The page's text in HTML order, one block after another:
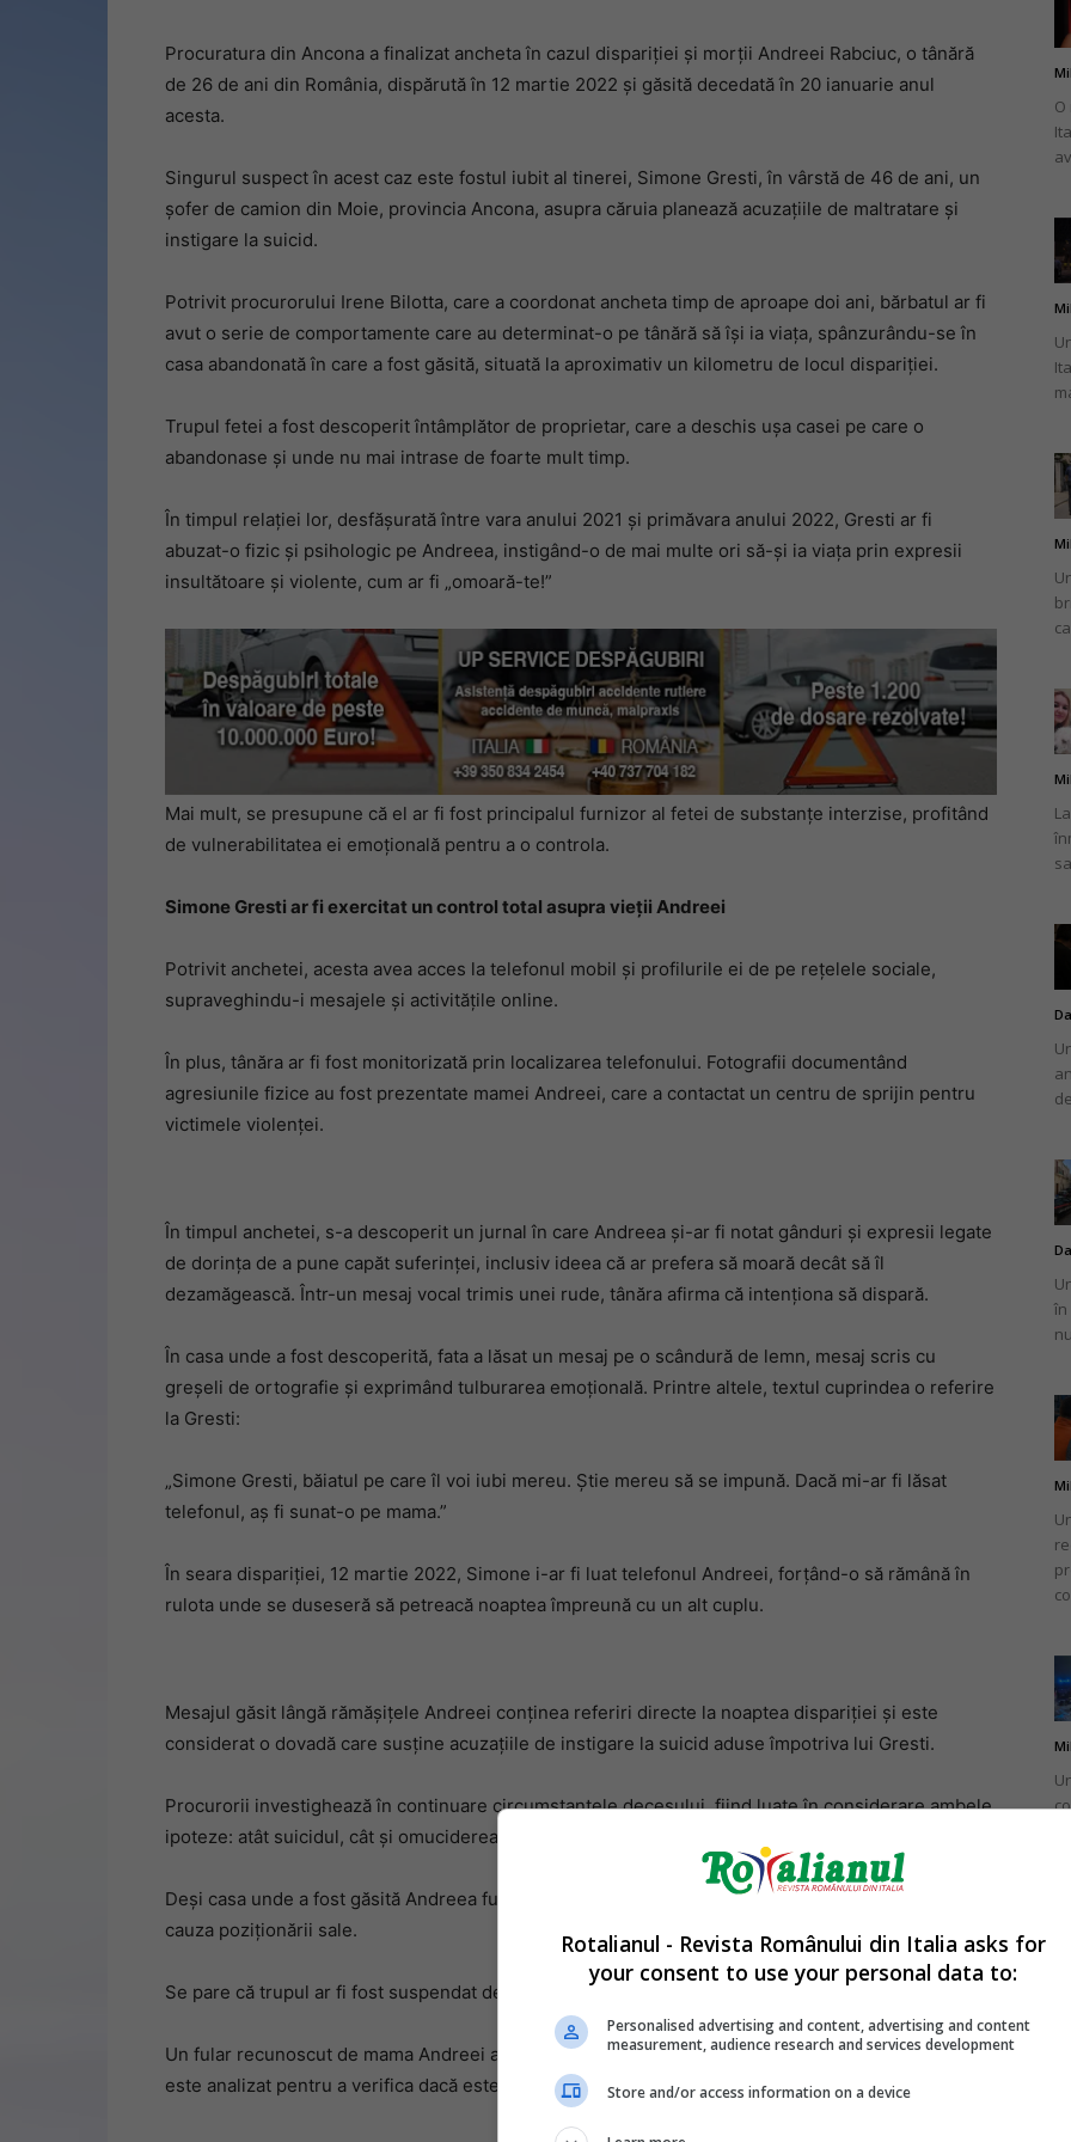
din
Procuratura din Ancona a finalizat ancheta în cazul dispariției și morții Andreei Rabciuc, o tânără
de 26 de ani din România, dispărută în 12 martie 2022 și găsită decedată în 20 ianuarie anul
acesta.
Singurul suspect în acest caz este fostul iubit al tinerei, Simone Gresti, în vârstă de 46 de ani, un
șofer de camion din Moie, provincia Ancona, asupra căruia planează acuzațiile de maltratare și
instigare la suicid.
Potrivit procurorului Irene Bilotta, care a coordonat ancheta timp de aproape doi ani, bărbatul ar fi
avut o serie de comportamente care au determinat-o pe tânără să își ia viața, spânzurându-se în
casa abandonată în care a fost găsită, situată la aproximativ un kilometru de locul dispariției.
Trupul fetei a fost descoperit întâmplător de proprietar, care a deschis ușa casei pe care o
abandonase și unde nu mai intrase de foarte mult timp.
În timpul relației lor, desfășurată între vara anului 2021 și primăvara anului 2022, Gresti ar fi
abuzat-o fizic și psihologic pe Andreea, instigând-o de mai multe ori să-și ia viața prin expresii
insultătoare și violente, cum ar fi „omoară-te!”
Mai mult, se presupune că el ar fi fost principalul furnizor al fetei de substanțe interzise, profitând
de vulnerabilitatea ei emoțională pentru a o controla.
Simone Gresti ar fi exercitat un control total asupra vieții Andreei
Potrivit anchetei, acesta avea acces la telefonul mobil și profilurile ei de pe rețelele sociale,
supraveghindu-i mesajele și activitățile online.
În plus, tânăra ar fi fost monitorizată prin localizarea telefonului. Fotografii documentând
agresiunile fizice au fost prezentate mamei Andreei, care a contactat un centru de sprijin pentru
victimele violenței.
În timpul anchetei, s-a descoperit un jurnal în care Andreea și-ar fi notat gânduri și expresii legate
de dorința de a pune capăt suferinței, inclusiv ideea că ar prefera să moară decât să îl
dezamăgească. Într-un mesaj vocal trimis unei rude, tânăra afirma că intenționa să dispară.
În casa unde a fost descoperită, fata a lăsat un mesaj pe o scândură de lemn, mesaj scris cu
greșeli de ortografie și exprimând tulburarea emoțională. Printre altele, textul cuprindea o referire
la Gresti:
„Simone Gresti, băiatul pe care îl voi iubi mereu. Știe mereu să se impună. Dacă mi-ar fi lăsat
telefonul, aș fi sunat-o pe mama.”
În seara dispariției, 12 martie 2022, Simone i-ar fi luat telefonul Andreei, forțând-o să rămână în
rulota unde se duseseră să petreacă noaptea împreună cu un alt cuplu.
Mesajul găsit lângă rămășițele Andreei conținea referiri directe la noaptea dispariției și este
considerat o dovadă care susține acuzațiile de instigare la suicid aduse împotriva lui Gresti.
Procurorii investighează în continuare circumstanțele decesului, fiind luate în considerare ambele
ipoteze: atât suicidul, cât și omuciderea.
Deși casa unde a fost găsită Andreea fusese verificată anterior, corpul nu fusese observat din
cauza poziționării sale.
Se pare că trupul ar fi fost suspendat de o grindă de la etajul superior de unde ar fi căzut ulterior.
Un fular recunoscut de mama Andreei a fost găsit înfășurat pe o grindă, iar scrisul de pe scândură
este analizat pentru a verifica dacă este într-adevăr al tinerei.
în
Rotalianul - Revista Românului din Italia asks for
your consent to use your personal data to:
Personalised advertising and content, advertising and content
measurement, audience research and services development
Store and/or access information on a device